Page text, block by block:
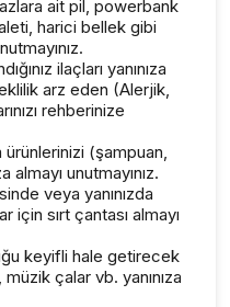
ait pil, powerbank
harici bellek gibi
ilaçları yanınıza
arz eden (Alerjik,
rehberinize
(şampuan,
almayı unutmayınız.
veya yanınızda
için sırt çantası almayı
keyifli hale getirecek
çalar vb. yanınıza